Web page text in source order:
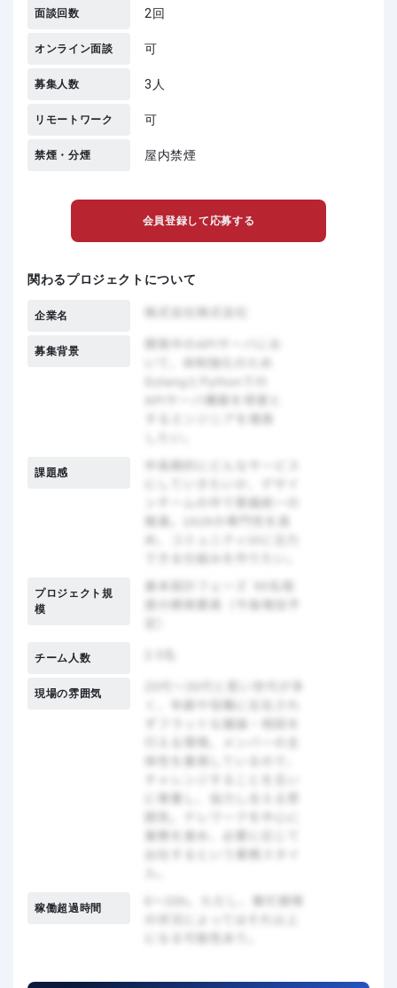
面談回数 2回
オンライン面談 可
募集人数 3人
リモートワーク 可
禁煙・分煙 屋内禁煙
会員登録して応募する
関わるプロジェクトについて
企業名
募集背景
課題感
プロジェクト規
模
チーム人数
現場の雰囲気
稼働超過時間